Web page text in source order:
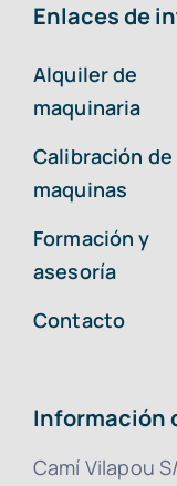
Enlaces de
Alquiler de
maquinaria
Calibración de
maquinas
Formación y
asesoría
Contacto
Información
Camí Vilapou